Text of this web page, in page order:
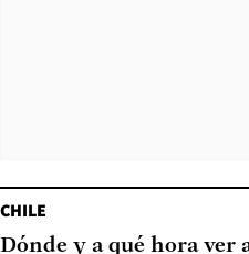
CHILE
Dónde y a qué hora ver